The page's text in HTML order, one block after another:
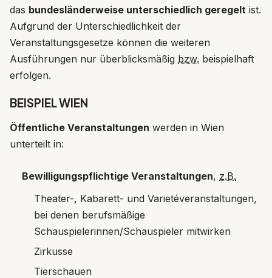
das bundesländerweise unterschiedlich geregelt ist.
Aufgrund der Unterschiedlichkeit der
Veranstaltungsgesetze können die weiteren
Ausführungen nur überblicksmäßig bzw. beispielhaft
erfolgen.
BEISPIEL WIEN
Öffentliche Veranstaltungen werden in Wien
unterteilt in:
Bewilligungspflichtige Veranstaltungen, z.B.
Theater-, Kabarett- und Varietéveranstaltungen,
bei denen berufsmäßige
Schauspielerinnen/Schauspieler mitwirken
Zirkusse
Tierschauen